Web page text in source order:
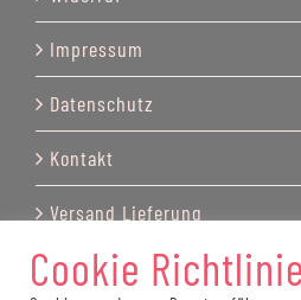
Impressum
Datenschutz
Kontakt
Versand Lieferung
Cookie Richtlinie